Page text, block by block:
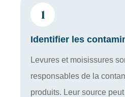
1
Identifier les
Levures et moisissures
responsables de la
produits. Leur source